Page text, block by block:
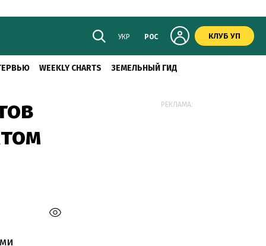
УКР РОС КЛУБ УП
WEEKLY CHARTS ЗЕМЕЛЬНЫЙ ГИД
РЕКЛАМА: